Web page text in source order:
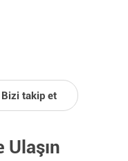
Bizi takip et
Ulaşın